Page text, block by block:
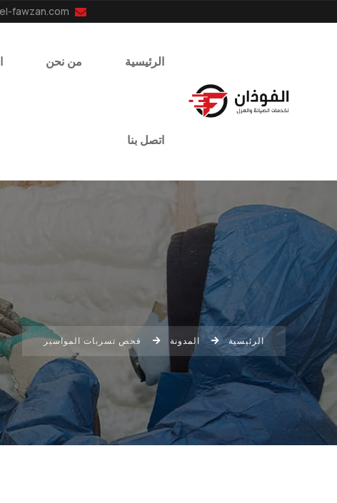
الرئيسية من نحن
اتصل بنا
الرئيسية المدونة فحص تسربات المواسير